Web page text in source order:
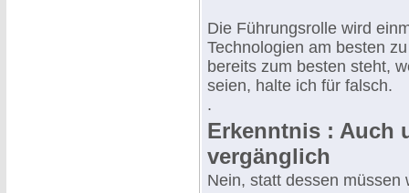
Die Führungsrolle wird
Technologien am besten
bereits zum besten steht,
seien, halte ich für falsch.
.
Erkenntnis : Auch
vergänglich
Nein, statt dessen